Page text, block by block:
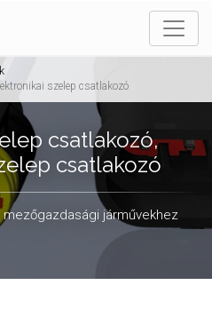
szelep csatlakozó
csatlakozó,
csatlakozó
járművekhez